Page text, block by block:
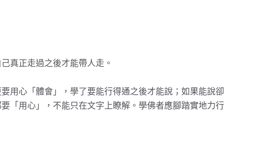
真正走過之後才能帶人走。
用心「體會」，學了要能行得通之後才能說；如果能說卻
「用心」，不能只在文字上瞭解。學佛者應腳踏實地力行